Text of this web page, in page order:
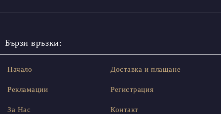
Бързи връзки:
Начало
Рекламации
За Нас
Доставка и плащане
Регистрация
Контакт